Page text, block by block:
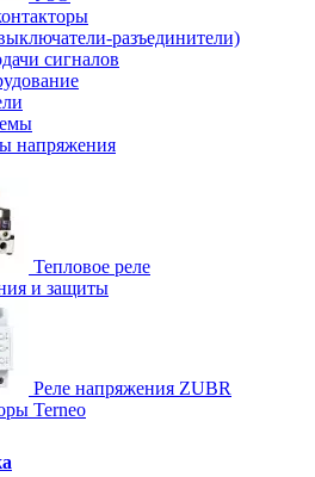
разъединители)
сигналов
напряжения
Тепловое реле
и защиты
Реле напряжения ZUBR
Terneo